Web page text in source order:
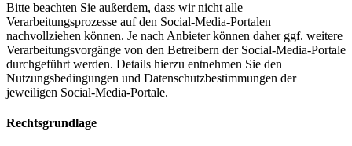
Bitte beachten Sie außerdem, dass wir nicht alle
Verarbeitungsprozesse auf den Social-Media-Portalen
nachvollziehen können. Je nach Anbieter können daher ggf. weitere
Verarbeitungsvorgänge von den Betreibern der Social-Media-Portale
durchgeführt werden. Details hierzu entnehmen Sie den
Nutzungsbedingungen und Datenschutzbestimmungen der
jeweiligen Social-Media-Portale.
Rechtsgrundlage